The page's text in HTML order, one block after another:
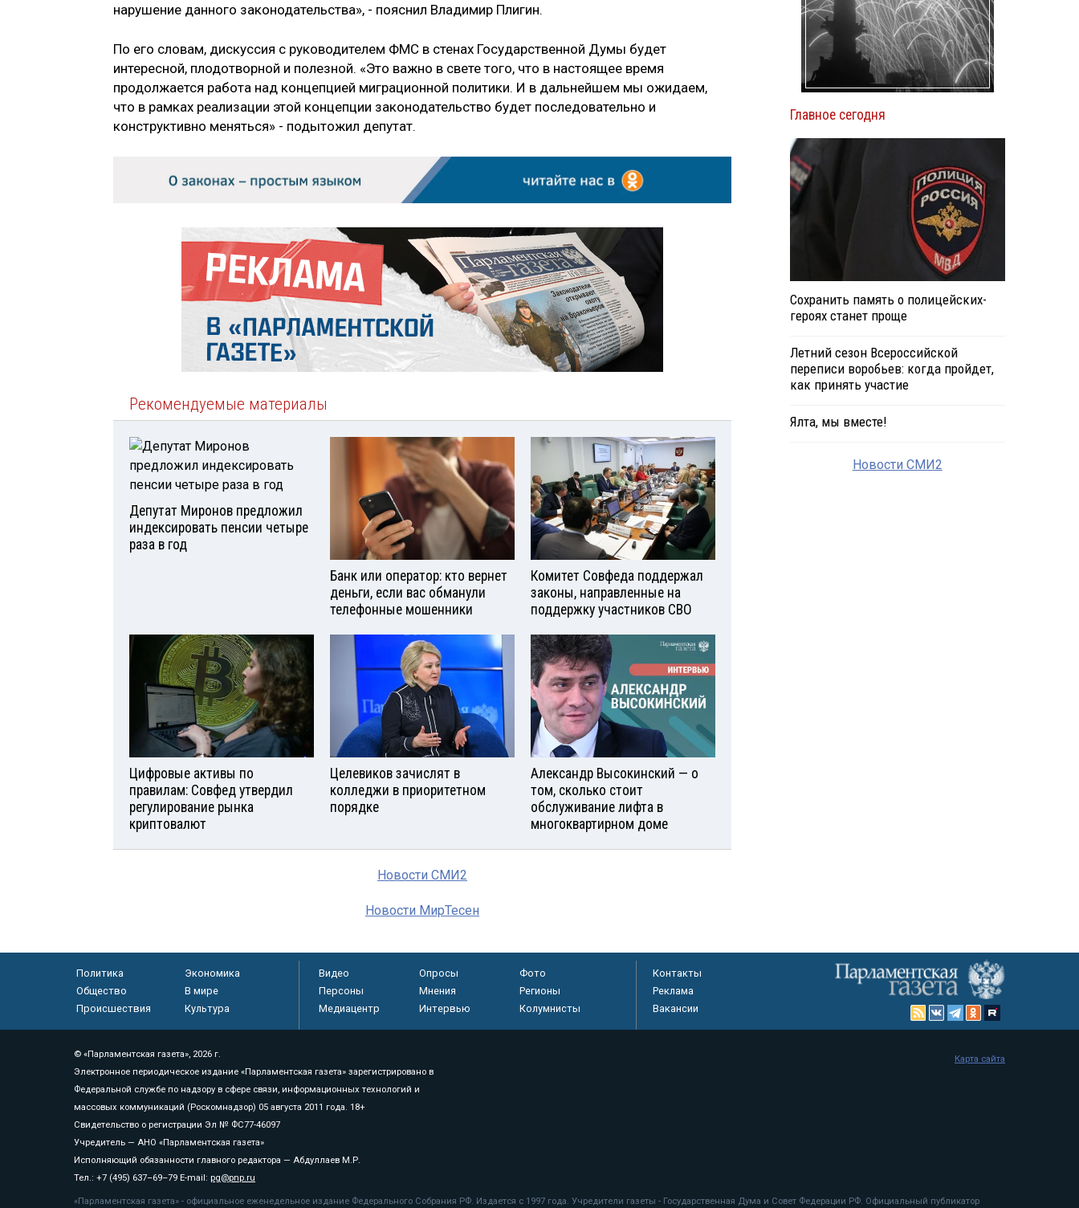
нарушение данного законодательства», - пояснил Владимир Плигин.
По его словам, дискуссия с руководителем ФМС в стенах Государственной Думы будет
интересной, плодотворной и полезной. «Это важно в свете того, что в настоящее время
продолжается работа над концепцией миграционной политики. И в дальнейшем мы ожидаем,
что в рамках реализации этой концепции законодательство будет последовательно и
конструктивно меняться» - подытожил депутат.
Рекомендуемые материалы
Депутат Миронов предложил
индексировать пенсии четыре
раза в год
Банк или оператор: кто вернет
деньги, если вас обманули
телефонные мошенники
Комитет Совфеда поддержал
законы, направленные на
поддержку участников СВО
Цифровые активы по
правилам: Совфед утвердил
регулирование рынка
криптовалют
Целевиков зачислят в
колледжи в приоритетном
порядке
Александр Высокинский — о
том, сколько стоит
обслуживание лифта в
многоквартирном доме
Новости СМИ2
Новости МирТесен
Главное сегодня
Сохранить память о полицейских-
героях станет проще
Летний сезон Всероссийской
переписи воробьев: когда пройдет,
как принять участие
Ялта, мы вместе!
Новости СМИ2
Политика
Экономика
Общество
В мире
Происшествия
Культура
Видео Опросы
Фото
Персоны
Мнения
Регионы
Медиацентр
Интервью Колумнисты
Контакты
Реклама
Вакансии
© «Парламентская газета», 2026 г.
Электронное периодическое издание «Парламентская газета» зарегистрировано в
Федеральной службе по надзору в сфере связи, информационных технологий и
массовых коммуникаций (Роскомнадзор) 05 августа 2011 года. 18+
Свидетельство о регистрации Эл № ФС77-46097
Учредитель — АНО «Парламентская газета»
Исполняющий обязанности главного редактора — Абдуллаев М.Р.
Тел.: +7 (495) 637–69–79 E-mail: pg@pnp.ru
«Парламентская газета» - официальное еженедельное издание Федерального Собрания РФ. Издается с 1997 года. Учредители газеты - Государственная Дума и Совет Федерации РФ. Официальный публикатор
Карта сайта